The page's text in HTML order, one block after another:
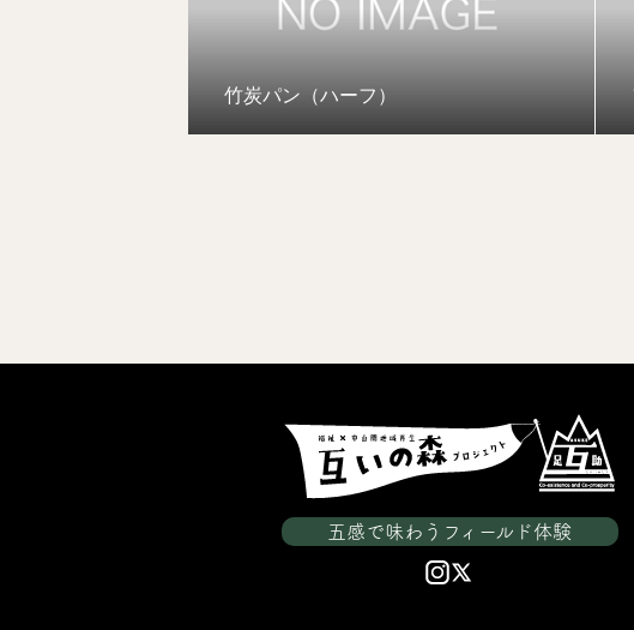
竹炭パン（ハーフ）
五感で味わうフィールド体験